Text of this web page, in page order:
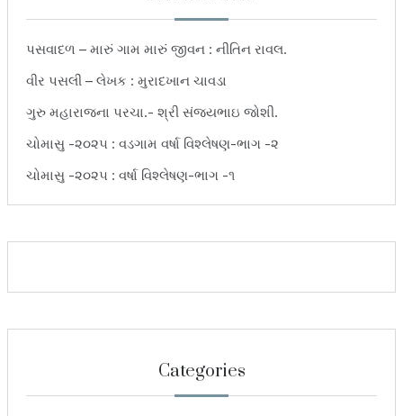
પસવાદળ – મારું ગામ મારું જીવન : નીતિન રાવલ.
વીર પસલી – લેખક : મુરાદખાન ચાવડા
ગુરુ મહારાજના પરચા.- શ્રી સંજયભાઇ જોશી.
ચોમાસુ -૨૦૨૫ : વડગામ વર્ષા વિશ્લેષણ-ભાગ -૨
ચોમાસુ -૨૦૨૫ : વર્ષા વિશ્લેષણ-ભાગ -૧
Categories